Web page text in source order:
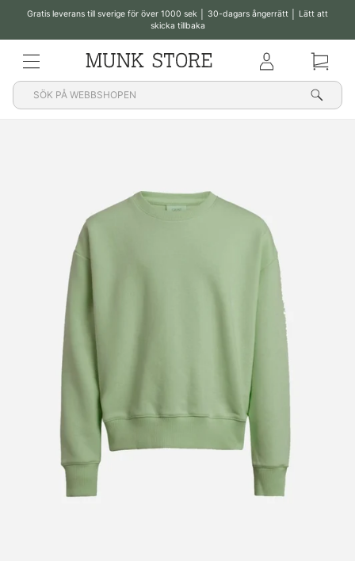
Pausa
Gratis leverans till sverige för över 1000 sek │ 30-dagars ångerrätt │ Lätt att
skicka tillbaka
MENY Klub Korg